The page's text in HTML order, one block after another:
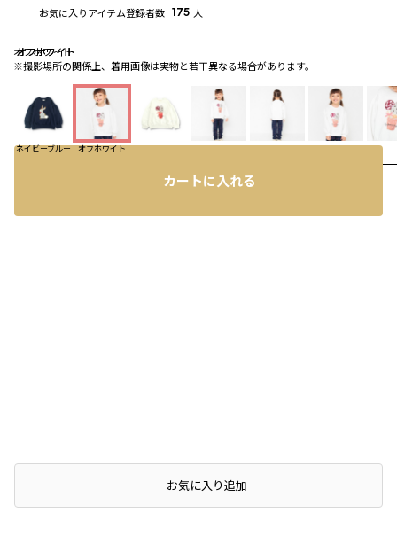
オフホワイト
※撮影場所の関係上、着用画像は実物と若干異なる場合があります。
オフホワイト
オフホワイト
ネイビーブルー オフホワイト
お気に入りアイテム登録者数 175 人
カートに入れる
お気に入り追加